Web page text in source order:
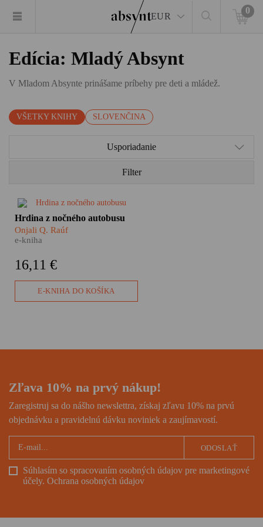
EUR
0
Edícia: Mladý Absynt
V Mladom Absynte prinášame príbehy pre deti a mládež.
VŠETKY KNIHY SLOVENČINA
Usporiadanie
Filter
Dobrodružný detektívny príbeh
vyrozprávaný z pohľadu
chlapca, ktorý neustále šikanuje
spolužiakov i svoje okolie. S
témy šikanovania či
predsudky.
Hrdina z nočného autobusu
​Onjali Q. Raúf
e-kniha
16,11 €
E-KNIHA DO KOŠÍKA
Zľava 10% na prvý nákup!
Zaregistruj sa do nášho newslettra, získaj zľavu 10% na prvú
objednávku a pravidelnú dávku noviniek a zaujímavostí.
Súhlasím so spracovaním osobných údajov pre marketingové
účely. Ochrana osobných údajov
ODOSLAŤ